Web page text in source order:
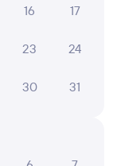
16 17
23 24
30 31